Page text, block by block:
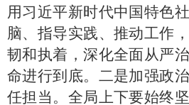
用习近平新时代中国特色
脑、指导实践、推动工作
韧和执着，深化全面从严
命进行到底。二是加强政
任担当。全局上下要始终